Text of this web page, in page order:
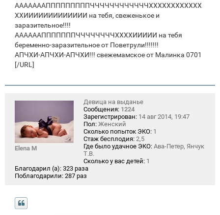
АААААААПППППППППЧЧЧЧЧЧЧЧЧЧЧЧХХХХХХХХХХХХ
ХХИИИИИИИИИИИИИ на тебя, свеженькое и
заразительное!!!!
ААААААПППППППЧЧЧЧЧЧЧЧХХХХИИИИИ на тебя
беременно-заразительное от Поветрули!!!!!!!
АПЧХИ-АПЧХИ-АПЧХИ!!! свежемамское от Малинка 0701
[/URL]
Elena M
Девица на выданье
Сообщения: 1224
Зарегистрирован: 14 авг 2014, 19:47
Пол: Женский
Сколько попыток ЭКО: 1
Стаж бесплодия: 2,5
Где было удачное ЭКО: Ава-Петер, Янчук
Т.В.
Сколько у вас детей: 1
Благодарил (а): 323 раза
Поблагодарили: 287 раз